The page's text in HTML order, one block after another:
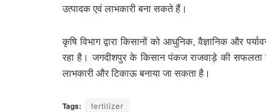
उत्पादक एवं लाभकारी बना सकते हैं।
कृषि विभाग द्वारा किसानों को आधुनिक, वैज्ञानिक और
रहा है। जगदीशपुर के किसान पंकज राजवाड़े की सफलता
लाभकारी और टिकाऊ बनाया जा सकता है।
Tags: fertilizer